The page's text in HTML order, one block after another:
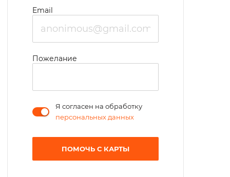
Email
Пожелание
Я согласен на обработку
персональных данных
ПОМОЧЬ С КАРТЫ